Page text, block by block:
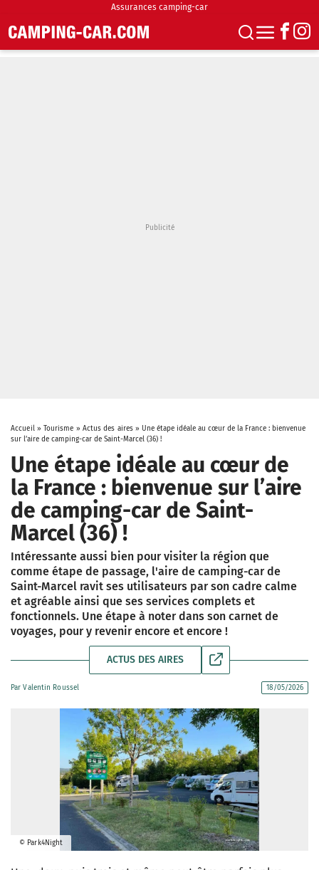
Assurances camping-car
Accueil» Tourisme » Actus des aires » Une étape idéale au cœur de la France : bienvenue
sur l’aire de camping-car de Saint-Marcel (36) !
Une étape idéale au cœur de
la France : bienvenue sur l’aire
de camping-car de Saint-
Marcel (36) !
Intéressante aussi bien pour visiter la région que
comme étape de passage, l'aire de camping-car de
Saint-Marcel ravit ses utilisateurs par son cadre calme
et agréable ainsi que ses services complets et
fonctionnels. Une étape à noter dans son carnet de
voyages, pour y revenir encore et encore !
ACTUS DES AIRES
ParValentin Roussel 18/05/2026
© Park4Night